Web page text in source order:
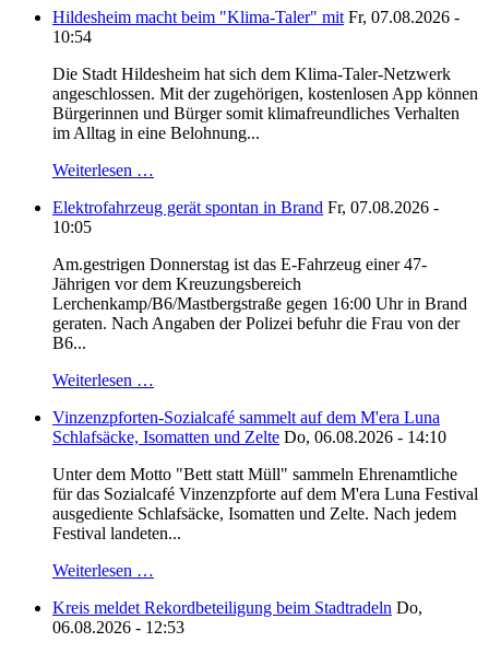
Hildesheim macht beim "Klima-Taler" mit Fr, 07.08.2026 -
10:54
Die Stadt Hildesheim hat sich dem Klima-Taler-Netzwerk
angeschlossen. Mit der zugehörigen, kostenlosen App können
Bürgerinnen und Bürger somit klimafreundliches Verhalten
im Alltag in eine Belohnung...
Weiterlesen …
Elektrofahrzeug gerät spontan in Brand Fr, 07.08.2026 -
10:05
Am.gestrigen Donnerstag ist das E-Fahrzeug einer 47-
Jährigen vor dem Kreuzungsbereich
Lerchenkamp/B6/Mastbergstraße gegen 16:00 Uhr in Brand
geraten. Nach Angaben der Polizei befuhr die Frau von der
B6...
Weiterlesen …
Vinzenzpforten-Sozialcafé sammelt auf dem M'era Luna
Schlafsäcke, Isomatten und Zelte Do, 06.08.2026 - 14:10
Unter dem Motto "Bett statt Müll" sammeln Ehrenamtliche
für das Sozialcafé Vinzenzpforte auf dem M'era Luna Festival
ausgediente Schlafsäcke, Isomatten und Zelte. Nach jedem
Festival landeten...
Weiterlesen …
Kreis meldet Rekordbeteiligung beim Stadtradeln Do,
06.08.2026 - 12:53